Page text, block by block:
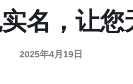
名，让您
2025年4月19日